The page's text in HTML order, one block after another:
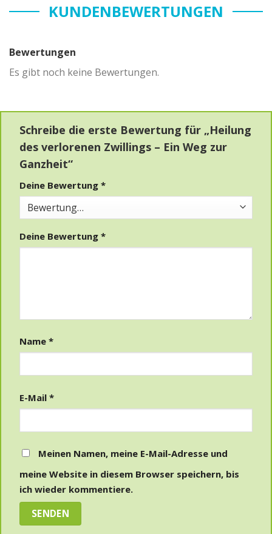
KUNDENBEWERTUNGEN
Bewertungen
Es gibt noch keine Bewertungen.
Schreibe die erste Bewertung für „Heilung
des verlorenen Zwillings – Ein Weg zur
Ganzheit“
Deine Bewertung *
Deine Bewertung *
Name *
E-Mail *
Meinen Namen, meine E-Mail-Adresse und
meine Website in diesem Browser speichern, bis
ich wieder kommentiere.